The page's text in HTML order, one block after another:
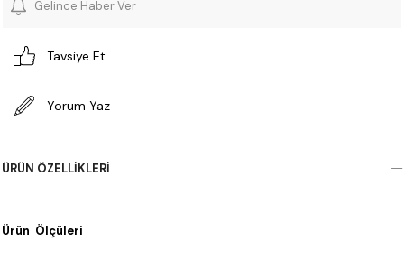
Gelince Haber Ver
Tavsiye Et
Yorum Yaz
ÜRÜN ÖZELLIKLERI
Ürün Ölçüleri